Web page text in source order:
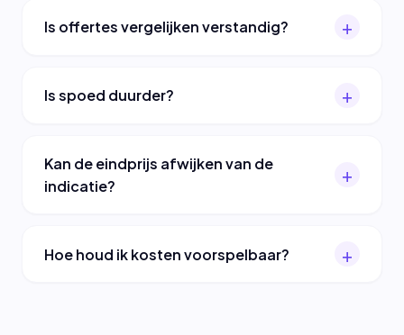
Is offertes vergelijken verstandig?
Is spoed duurder?
Kan de eindprijs afwijken van de
indicatie?
Hoe houd ik kosten voorspelbaar?